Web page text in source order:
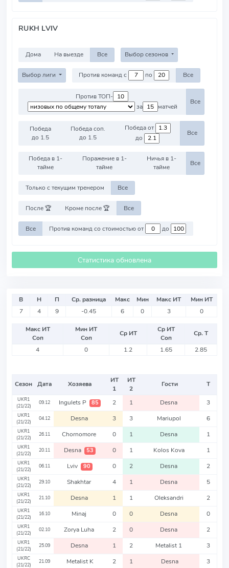
RUKH LVIV
Дома На выезде Все Выбор сезонов
Выбор лиги Против команд с по Все
Против ТОП-
за
матчей
Все
Победа
до 1.5
Победа соп.
до 1.5
Победа от
до
Все
Победа в 1-
тайме
Поражение в 1-
тайме
Ничья в 1-
тайме
Все
Только с текущим тренером Все
После 🏆 Кроме после 🏆 Все
Все Против команд со стоимостью от до
Статистика обновлена
В Н П Ср. разница Макс Мин Макс ИТ
Мин ИТ
7
4 9 -0.45 6 0 3 0
Макс ИТ
Соп
Мин ИТ
Соп
Ср ИТ
Ср ИТ
Соп
Ср. Т
4
0 1.2 1.65 2.85
Сезон Дата Хозяева
ИТ
1
ИТ
2
Гости Т
UKR1
(21/22)
09.12 Ingulets P 85 2 1 Desna 3
UKR1
(21/22)
04.12 Desna 3 3 Mariupol 6
UKR1
(21/22)
26.11 Chornomore 0 1 Desna 1
UKR1
(21/22)
20.11 Desna 53 0 1 Kolos Kova 1
UKR1
(21/22)
06.11 Lviv 90 0 2 Desna 2
UKR1
(21/22)
29.10 Shakhtar 4 1 Desna 5
UKR1
(21/22)
21.10 Desna 1 1 Oleksandri 2
UKR1
(21/22)
16.10 Minaj 0 0 Desna 0
UKR1
(21/22)
02.10 Zorya Luha 2 0 Desna 2
UKR1
(21/22)
25.09 Desna 1 2 Metalist 1 3
UKRC
(21/22)
21.09 Metalist K 2 1 Desna 3